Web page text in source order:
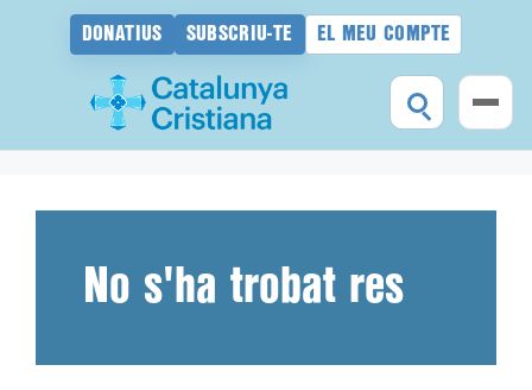
DONATIUS SUBSCRIU-TE EL MEU COMPTE
No s'ha trobat res